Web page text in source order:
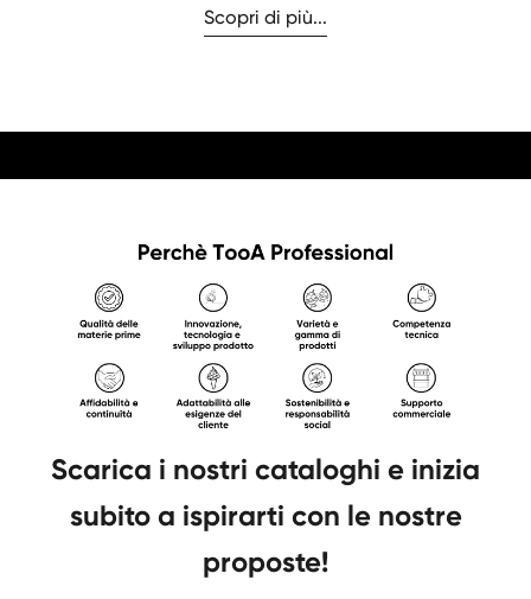
Scopri di più...
Scarica i nostri cataloghi e inizia
subito a ispirarti con le nostre
proposte!